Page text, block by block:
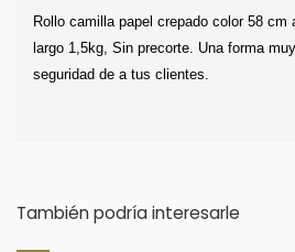
Rollo camilla papel crepado color 58 cm
largo 1,5kg, Sin precorte. Una forma
seguridad de a tus clientes.
También podría interesarle